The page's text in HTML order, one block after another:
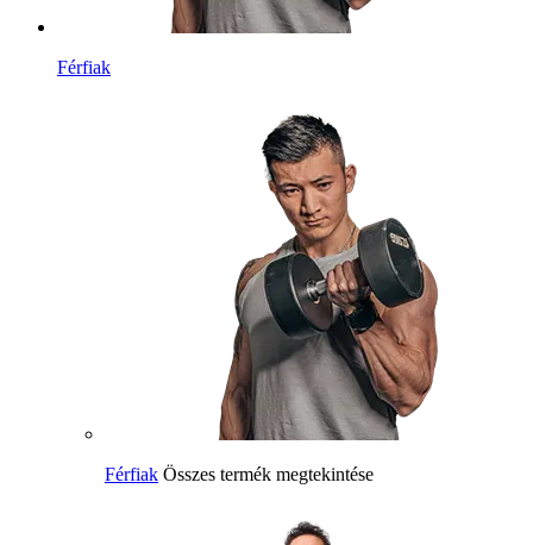
Férfiak
Férfiak Összes termék megtekintése